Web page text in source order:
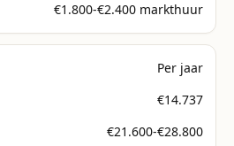
€1.800-€2.400 markthuur
Per jaar
€14.737
€21.600-€28.800